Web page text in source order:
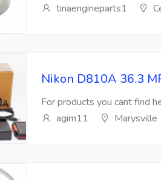
tinaengineparts1
Nikon D810A 36.3
For products you cant find
agim11
Marysville